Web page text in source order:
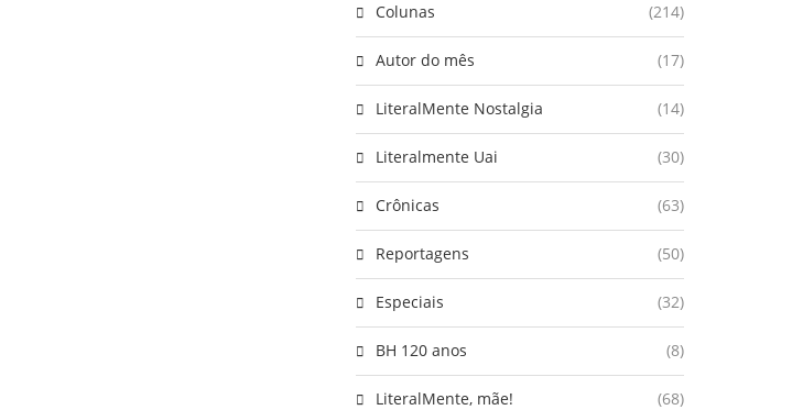
Colunas (214)
Autor do mês (17)
LiteralMente Nostalgia (14)
Literalmente Uai (30)
Crônicas (63)
Reportagens (50)
Especiais (32)
BH 120 anos (8)
LiteralMente, mãe! (68)